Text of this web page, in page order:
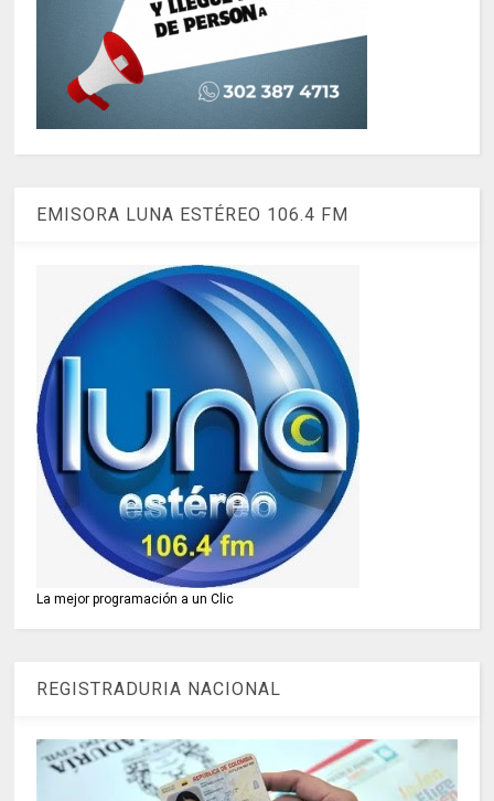
EMISORA LUNA ESTÉREO 106.4 FM
La mejor programación a un Clic
REGISTRADURIA NACIONAL